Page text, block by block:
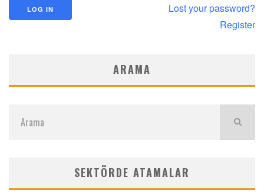
Lost your password?
Register
ARAMA
SEKTÖRDE ATAMALAR